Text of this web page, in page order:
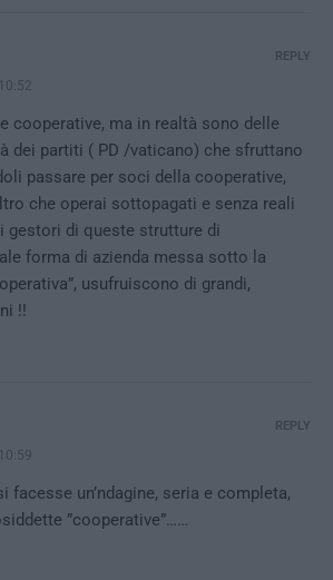
cooperative, ma in realtà sono delle
dei partiti ( PD /vaticano) che sfruttano
passare per soci della cooperative,
che operai sottopagati e senza reali
gestori di queste strutture di
forma di azienda messa sotto la
usufruiscono di grandi,
!!
REPLY
facesse un’ndagine, seria e completa,
”cooperative”……
REPLY